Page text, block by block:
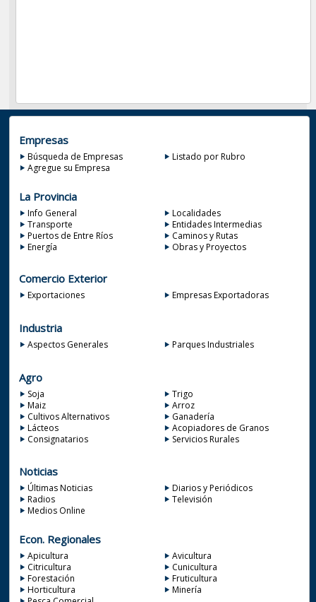
Empresas
Búsqueda de Empresas
Listado por Rubro
Agregue su Empresa
La Provincia
Info General
Localidades
Transporte
Entidades Intermedias
Puertos de Entre Ríos
Caminos y Rutas
Energía
Obras y Proyectos
Comercio Exterior
Exportaciones Empresas Exportadoras
Industria
Aspectos Generales Parques Industriales
Agro
Soja
Trigo
Maiz
Arroz
Cultivos Alternativos
Ganadería
Lácteos
Acopiadores de Granos
Consignatarios
Servicios Rurales
Noticias
Últimas Noticias
Diarios y Periódicos
Radios
Televisión
Medios Online
Econ. Regionales
Apicultura
Avicultura
Citricultura
Cunicultura
Forestación
Fruticultura
Horticultura
Minería